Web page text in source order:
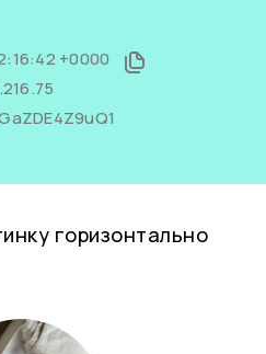
+0000
горизонтально